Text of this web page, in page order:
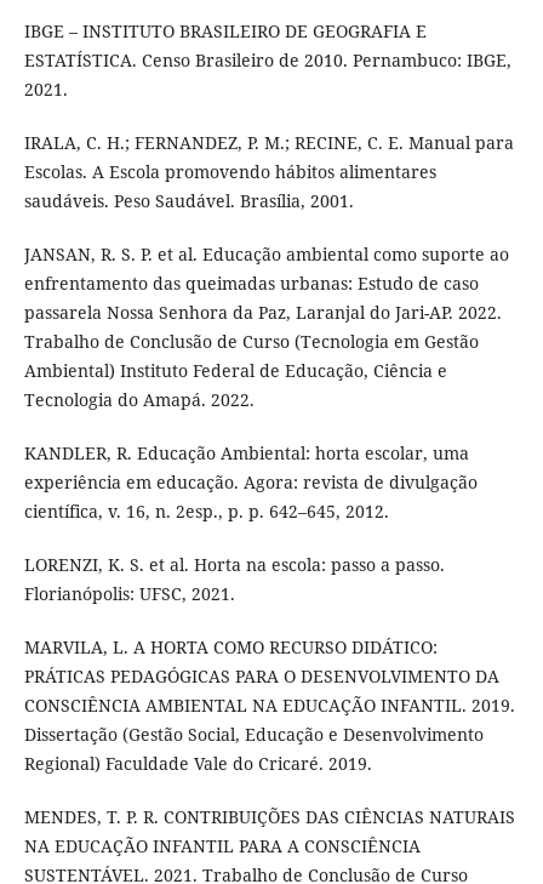
IBGE – INSTITUTO BRASILEIRO DE GEOGRAFIA E
ESTATÍSTICA. Censo Brasileiro de 2010. Pernambuco: IBGE,
2021.
IRALA, C. H.; FERNANDEZ, P. M.; RECINE, C. E. Manual para
Escolas. A Escola promovendo hábitos alimentares
saudáveis. Peso Saudável. Brasília, 2001.
JANSAN, R. S. P. et al. Educação ambiental como suporte ao
enfrentamento das queimadas urbanas: Estudo de caso
passarela Nossa Senhora da Paz, Laranjal do Jari-AP. 2022.
Trabalho de Conclusão de Curso (Tecnologia em Gestão
Ambiental) Instituto Federal de Educação, Ciência e
Tecnologia do Amapá. 2022.
KANDLER, R. Educação Ambiental: horta escolar, uma
experiência em educação. Agora: revista de divulgação
científica, v. 16, n. 2esp., p. p. 642–645, 2012.
LORENZI, K. S. et al. Horta na escola: passo a passo.
Florianópolis: UFSC, 2021.
MARVILA, L. A HORTA COMO RECURSO DIDÁTICO:
PRÁTICAS PEDAGÓGICAS PARA O DESENVOLVIMENTO DA
CONSCIÊNCIA AMBIENTAL NA EDUCAÇÃO INFANTIL. 2019.
Dissertação (Gestão Social, Educação e Desenvolvimento
Regional) Faculdade Vale do Cricaré. 2019.
MENDES, T. P. R. CONTRIBUIÇÕES DAS CIÊNCIAS NATURAIS
NA EDUCAÇÃO INFANTIL PARA A CONSCIÊNCIA
SUSTENTÁVEL. 2021. Trabalho de Conclusão de Curso